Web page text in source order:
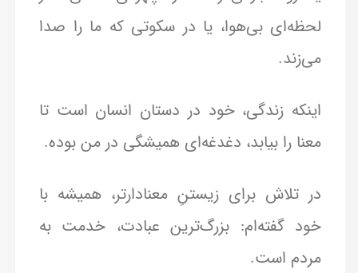
لحظه‌ای بی‌هوا، یا در سکوتی که ما را صدا
می‌زند.
اینکه زندگی، خود در دستان انسان است تا
معنا را بیابد، دغدغه‌ای همیشگی در من بوده.
در تلاش برای زیستنِ معنادارتر، همیشه با
خود گفته‌ام: بزرگ‌ترین عبادت، خدمت به
مردم است.